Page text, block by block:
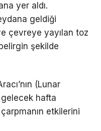
yer aldı.
geldiği
çevreye yayılan toz
şekilde
(Lunar
hafta
etkilerini